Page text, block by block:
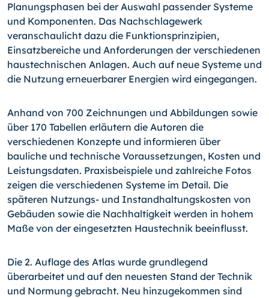
Planungsphasen bei der Auswahl passender Systeme
und Komponenten. Das Nachschlagewerk
veranschaulicht dazu die Funktionsprinzipien,
Einsatzbereiche und Anforderungen der verschiedenen
haustechnischen Anla­gen. Auch auf neue Systeme und
die Nutzung erneuerbarer Energien wird eingegan­gen.
Anhand von 700 Zeichnungen und Abbildungen sowie
über 170 Tabellen erläutern die Autoren die
verschiedenen Konzepte und informieren über
bauliche und technische Voraussetzungen, Kosten und
Leistungsdaten. Praxisbeispiele und zahlreiche Fotos
zeigen die verschiedenen Systeme im Detail. Die
späteren Nutzungs- und Instand­haltungskosten von
Gebäuden sowie die Nachhaltigkeit werden in hohem
Maße von der eingesetzten Haustechnik beeinflusst.
Die 2. Auflage des Atlas wurde grundlegend
überarbeitet und auf den neuesten Stand der Technik
und Normung gebracht. Neu hinzugekommen sind